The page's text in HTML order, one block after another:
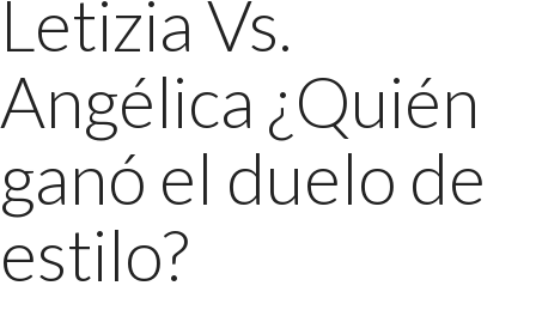
Letizia Vs.
Angélica ¿Quién
ganó el duelo de
estilo?